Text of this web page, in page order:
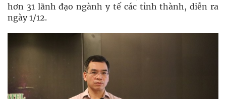
hơn 31 lãnh đạo ngành y tế các tỉnh thành, diễn ra
ngày 1/12.